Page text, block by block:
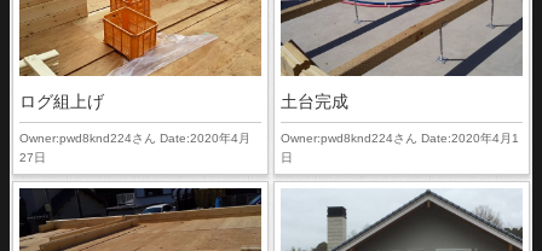
ログ組上げ
Owner:pwd8knd224さん Date:2020年4月
27日
土台完成
Owner:pwd8knd224さん Date:2020年4月1
日